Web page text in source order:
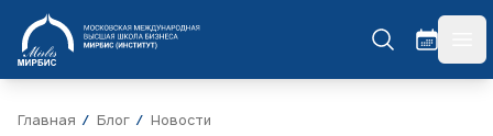
МИРБИС
Главная Блог
Новости